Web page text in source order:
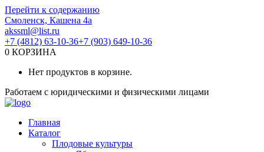
Перейти к содержанию
Смоленск, Кашена 4а
akssml@list.ru
+7 (4812) 63-10-36+7 (903) 649-10-36
0 КОРЗИНА
Нет продуктов в корзине.
Работаем с юридическими и физическими лицами
Главная
Каталог
Плодовые культуры